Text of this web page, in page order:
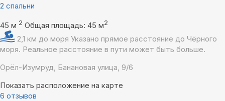
2 спальни
45 м 2 Общая площадь: 45 м2
2,1 км до моря Указано прямое расстояние до Чёрного
моря. Реальное расстояние в пути может быть больше.
Орёл-Изумруд, Банановая улица, 9/6
Показать расположение на карте
6 отзывов